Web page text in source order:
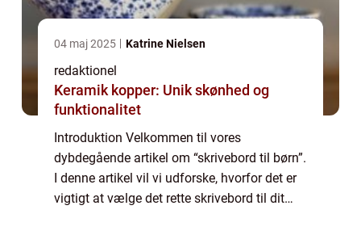
04 maj 2025 Katrine Nielsen
redaktionel
Keramik kopper: Unik skønhed og
funktionalitet
Introduktion Velkommen til vores
dybdegående artikel om “skrivebord til børn”.
I denne artikel vil vi udforske, hvorfor det er
vigtigt at vælge det rette skrivebord til dit